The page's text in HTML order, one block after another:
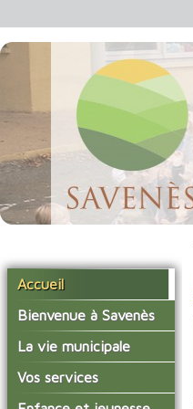
Accueil
Bienvenue à Savenès
Situer Savenès
Savenès en chiffre
L'histoire du village
La vie municipale
Vos élus
Les compte-rendus du
Vos services
La mairie